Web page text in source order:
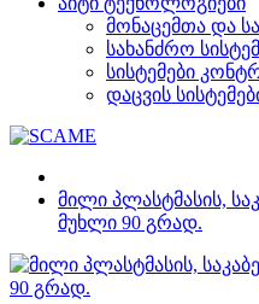
მონაცემთა და
სახანძრო
სისტემები
დაცვის
მილი პლასტმასის,
მუხლი 90 გრად.